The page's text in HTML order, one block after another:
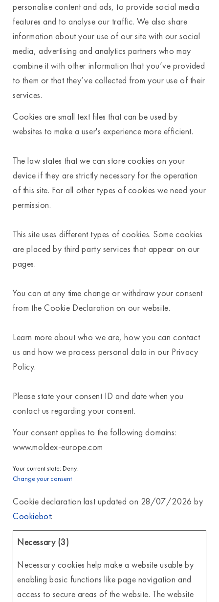
personalise content and ads, to provide social media
features and to analyse our traffic. We also share
information about your use of our site with our social
media, advertising and analytics partners who may
combine it with other information that you’ve provided
to them or that they’ve collected from your use of their
services.
Cookies are small text files that can be used by
websites to make a user's experience more efficient.
The law states that we can store cookies on your
device if they are strictly necessary for the operation
of this site. For all other types of cookies we need your
permission.
This site uses different types of cookies. Some cookies
are placed by third party services that appear on our
pages.
You can at any time change or withdraw your consent
from the Cookie Declaration on our website.
Learn more about who we are, how you can contact
us and how we process personal data in our Privacy
Policy.
Please state your consent ID and date when you
contact us regarding your consent.
Your consent applies to the following domains:
www.moldex-europe.com
Your current state: Deny.
Change your consent
Cookie declaration last updated on 28/07/2026 by
Cookiebot:
Necessary (3)
Necessary cookies help make a website usable by
enabling basic functions like page navigation and
access to secure areas of the website. The website